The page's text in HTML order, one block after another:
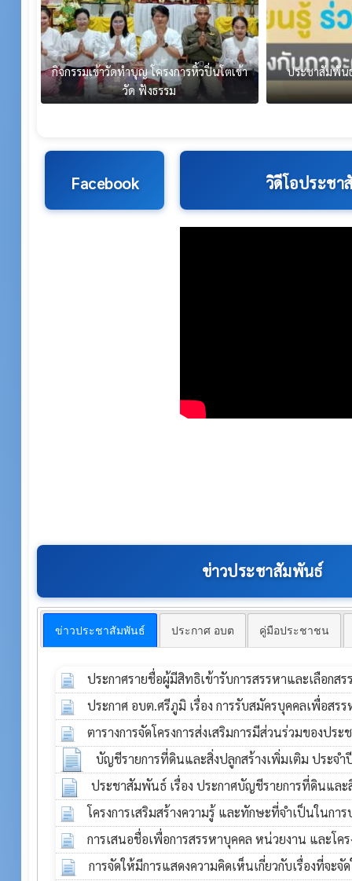
กิจกรรมเข้าวัดทำบุญ โครงการหิ้วปิ่นโตเข้า
วัด ฟังธรรม
ประชาสัมพัน
Facebook วิดีโอประช
ข่าวประชาสัมพันธ์
ข่าวประชาสัมพันธ์ ประกาศ อบต คู่มือประชาชน
ประกาศรายชื่อผู้มีสิทธิเข้ารับการสรรหาและเลือกส
ประจำปีงบประมาณ พ.ศ.2569
07 ก.ค. 2569
ประกาศ อบต.ศรีภูมิ เรื่อง การรับสมัครบุคคลเพื่อสร
พนักงานจ้าง ประจำปีงบประมาณ พ.ศ. 2569
10
ตารางการจัดโครงการส่งเสริมการมีส่วนร่วมของป
ข้อเสนอแนะ เพื่อจัดทำแผนพัฒนาท้องถิ่น (พ.ศ.
บริหารส่วนตำบลศรีภูมิ อำเภอกระสัง จังหวัดบุรีรัมย์
บัญชีรายการที่ดินและสิ่งปลูกสร้างเพิ่มเติม ประจำ
2569
ประชาสัมพันธ์ เรื่อง ประกาศบัญชีรายการที่ดินและ
2569
04 ก.พ. 2569
โครงการเสริมสร้างความรู้ และทักษะที่จำเป็นในกา
ในสังกัดกระทรวงทรัพยากรธรรมชาติและสิ่งแวดล้
สนใจ (ในรูปแบบออนไลน์) ปีงบประมาณ พ.ศ. ๒๕๖
การเสนอชื่อเพื่อการสรรหาบุคคล หน่วยงาน และโค
เกียรติคุณเป็น “ค่าของแผ่นดิน” ประจำปี 2568
การจัดให้มีการแสดงความคิดเห็นเกี่ยวกับเรื่องที่จะจั